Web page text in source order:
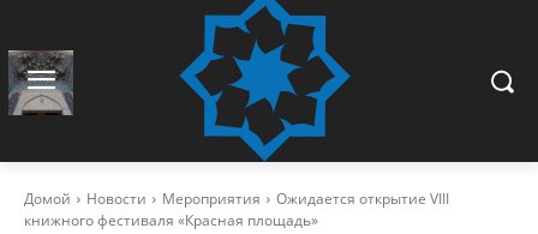
Домой Новости Мероприятия
Ожидается открытие VIII
книжного фестиваля «Красная площадь»